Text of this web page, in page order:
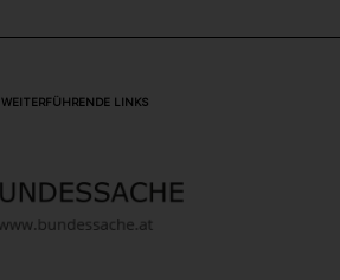
WEITERFÜHRENDE LINKS